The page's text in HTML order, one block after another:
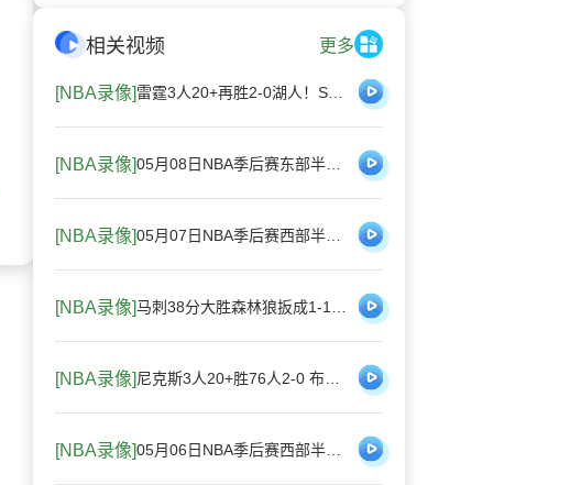
相关视频 更多
[NBA录像]
[NBA录像]
[NBA录像]
[NBA录像]
[NBA录像]
[NBA录像]